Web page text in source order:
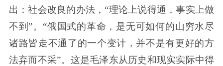
出：社会改良的办法，“理论上说得通，事实上做
不到”。“俄国式的革命，是无可如何的山穷水尽
诸路皆走不通了的一个变计，并不是有更好的方
法弃而不采”。这是毛泽东从历史和现实实际中得